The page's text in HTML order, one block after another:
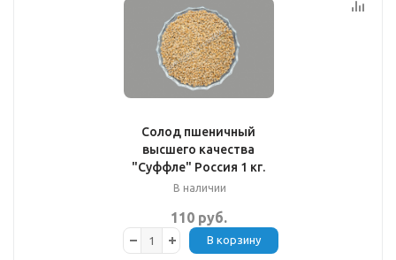
Солод пшеничный
высшего качества
"Суффле" Россия 1 кг.
В наличии
110 руб.
В корзину